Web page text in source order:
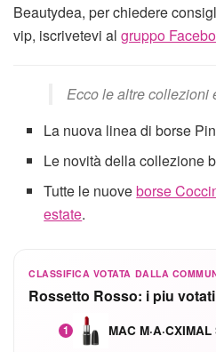
Beautydea, per chiedere
vip, iscrivetevi al gruppo
Ecco le altre collezioni
La nuova linea di borse
Le novità della collezione
Tutte le nuoveborse
estate.
CLASSIFICA VOTATA DALLA
Rossetto Rosso: i piu votati
1